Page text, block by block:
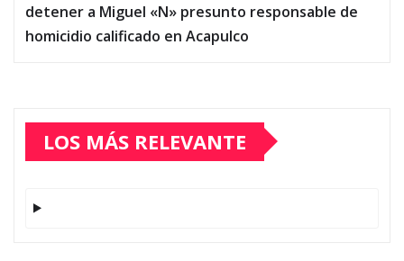
detener a Miguel «N» presunto responsable de
homicidio calificado en Acapulco
LOS MÁS RELEVANTE